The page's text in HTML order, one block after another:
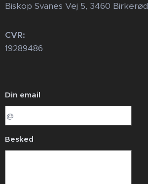
Biskop Svanes Vej 5, 3460 Birkerød
CVR:
19289486
Din email
Besked